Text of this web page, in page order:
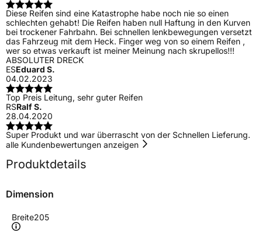
Diese Reifen sind eine Katastrophe habe noch nie so einen
schlechten gehabt! Die Reifen haben null Haftung in den Kurven
bei trockener Fahrbahn. Bei schnellen lenkbewegungen versetzt
das Fahrzeug mit dem Heck. Finger weg von so einem Reifen ,
wer so etwas verkauft ist meiner Meinung nach skrupellos!!!
ABSOLUTER DRECK
ESEduard S.
04.02.2023
Top Preis Leitung, sehr guter Reifen
RSRalf S.
28.04.2020
Super Produkt und war überrascht von der Schnellen Lieferung.
alle Kundenbewertungen anzeigen
Produktdetails
Dimension
Breite205